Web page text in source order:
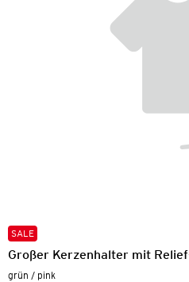
SALE
Großer Kerzenhalter mit
grün / pink